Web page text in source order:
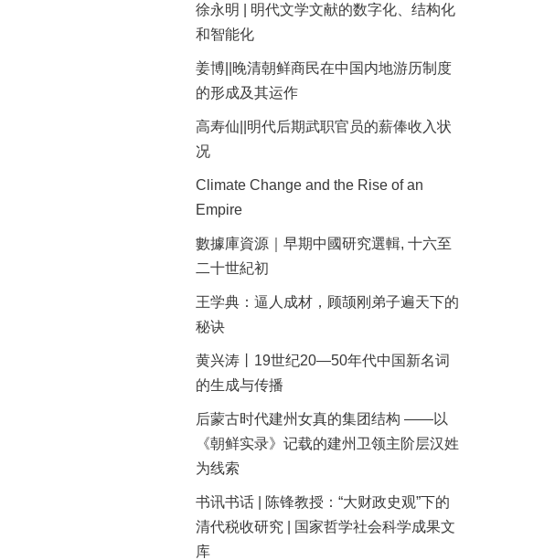
徐永明 | 明代文学文献的数字化、结构化
和智能化
姜博||晚清朝鲜商民在中国内地游历制度
的形成及其运作
高寿仙||明代后期武职官员的薪俸收入状
况
Climate Change and the Rise of an
Empire
數據庫資源｜早期中國研究選輯, 十六至
二十世紀初
王学典：逼人成材，顾颉刚弟子遍天下的
秘诀
黄兴涛丨19世纪20—50年代中国新名词
的生成与传播
后蒙古时代建州女真的集团结构 ——以
《朝鲜实录》记载的建州卫领主阶层汉姓
为线索
书讯书话 | 陈锋教授：“大财政史观”下的
清代税收研究 | 国家哲学社会科学成果文
库